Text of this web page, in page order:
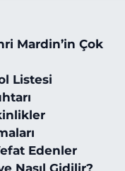
Mardin’in Çok
Listesi
Edenler
Nasıl Gidilir?